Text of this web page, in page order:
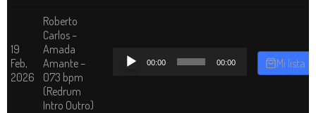
19
Feb,
2026
Roberto
Carlos –
Amada
Amante –
073 bpm
(Redrum
Intro Outro)
Reproductor
00:00 00:00 Mi lista